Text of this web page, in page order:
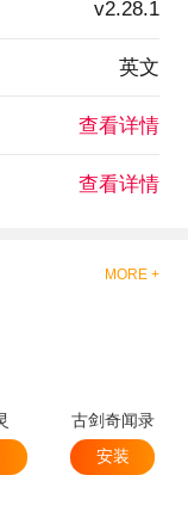
v2.28.1
英文
查看详情
查看详情
MORE +
古剑奇闻录
安装